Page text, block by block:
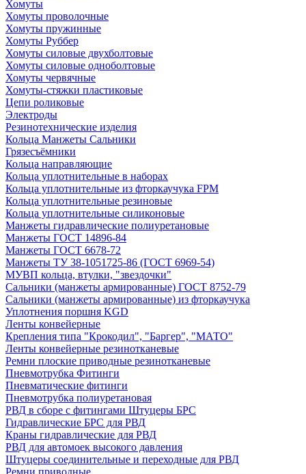
Хомуты
Хомуты проволочные
Хомуты пружинные
Хомуты Руббер
Хомуты силовые двухболтовые
Хомуты силовые одноболтовые
Хомуты червячные
Хомуты-стяжки пластиковые
Цепи роликовые
Электроды
Резинотехнические изделия
Кольца Манжеты Сальники
Грязесъёмники
Кольца направляющие
Кольца уплотнительные в наборах
Кольца уплотнительные из фторкаучука FPM
Кольца уплотнительные резиновые
Кольца уплотнительные силиконовые
Манжеты гидравлические полиуретановые
Манжеты ГОСТ 14896-84
Манжеты ГОСТ 6678-72
Манжеты ТУ 38-1051725-86 (ГОСТ 6969-54)
МУВП кольца, втулки, "звездочки"
Сальники (манжеты армированные) ГОСТ 8752-79
Сальники (манжеты армированные) из фторкаучука
Уплотнения поршня KGD
Ленты конвейерные
Крепления типа "Крокодил", "Баргер", "МАТО"
Ленты конвейерные резинотканевые
Ремни плоские приводные резинотканевые
Пневмотрубка Фитинги
Пневматические фитинги
Пневмотрубка полиуретановая
РВД в сборе с фитингами Штуцеры БРС
Гидравлические БРС для РВД
Краны гидравлические для РВД
РВД для автомоек высокого давления
Штуцеры соединительные и переходные для РВД
Ремни приводные